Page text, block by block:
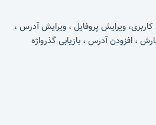
کاربری، ویرایش پروفایل ، ویرایش آدرس ،
، افزودن آدرس ، بازیابی گذرواژه